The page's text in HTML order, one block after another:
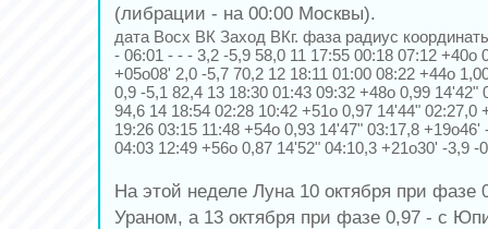
(либрации - на 00:00 Москвы).
дата Восх ВК Заход ВКг. фаза радиус
- 06:01 - - - 3,2 -5,9 58,0 11 17:55 00:18 07:12 +40o
+05o08' 2,0 -5,7 70,2 12 18:11 01:00 08:22 +44o
0,9 -5,1 82,4 13 18:30 01:43 09:32 +48o 0,99 14'42"
94,6 14 18:54 02:28 10:42 +51o 0,97 14'44" 02:27,0
19:26 03:15 11:48 +54o 0,93 14'47" 03:17,8 +19o46'
04:03 12:49 +56o 0,87 14'52" 04:10,3 +21o30' -3,9 -
На этой неделе Луна 10 октября при фазе
Ураном, а 13 октября при фазе 0,97 - с